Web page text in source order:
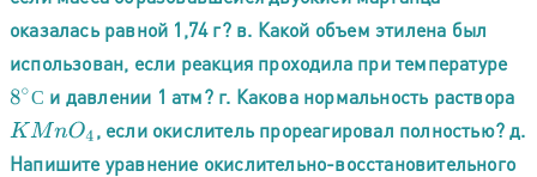
оказалась равной 1,74 г? в. Какой объем этилена был
использован, если реакция проходила при температуре
С
8∘С и давлении 1 атм? г. Какова нормальность раствора
KMnO4
, если окислитель прореагировал полностью? д.
Напишите уравнение окислительно-восстановительного